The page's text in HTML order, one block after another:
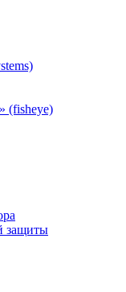
(fisheye)
защиты